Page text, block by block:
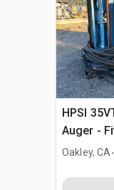
HPSI
Auger -
Oakley, CA.